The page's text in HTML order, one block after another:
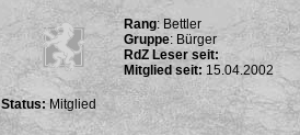
Rang: Bettler
Gruppe: Bürger
RdZ Leser seit:
Mitglied seit: 15.04.2002
Status:Mitglied